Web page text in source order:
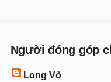
Người đóng góp
Long Võ